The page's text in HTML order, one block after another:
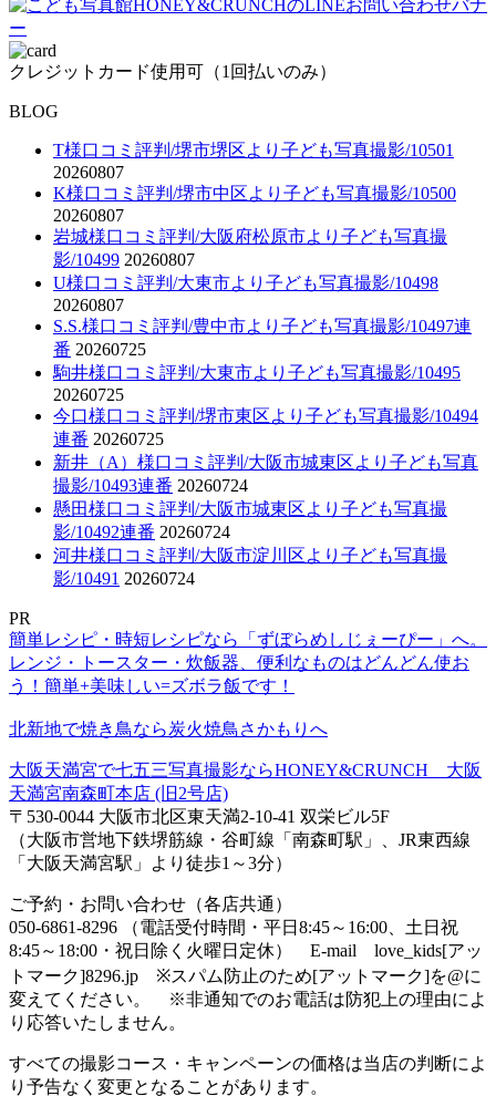
クレジットカード使用可（1回払いのみ）
BLOG
T様口コミ評判/堺市堺区より子ども写真撮影/10501
20260807
K様口コミ評判/堺市中区より子ども写真撮影/10500
20260807
岩城様口コミ評判/大阪府松原市より子ども写真撮
影/10499 20260807
U様口コミ評判/大東市より子ども写真撮影/10498
20260807
S.S.様口コミ評判/豊中市より子ども写真撮影/10497連
番 20260725
駒井様口コミ評判/大東市より子ども写真撮影/10495
20260725
今口様口コミ評判/堺市東区より子ども写真撮影/10494
連番 20260725
新井（A）様口コミ評判/大阪市城東区より子ども写真
撮影/10493連番 20260724
懸田様口コミ評判/大阪市城東区より子ども写真撮
影/10492連番 20260724
河井様口コミ評判/大阪市淀川区より子ども写真撮
影/10491 20260724
PR
簡単レシピ・時短レシピなら「ずぼらめしじぇーぴー」へ。
レンジ・トースター・炊飯器、便利なものはどんどん使お
う！簡単+美味しい=ズボラ飯です！
北新地で焼き鳥なら炭火焼鳥さかもりへ
大阪天満宮で七五三写真撮影ならHONEY&CRUNCH 大阪
天満宮南森町本店 (旧2号店)
〒530-0044 大阪市北区東天満2-10-41 双栄ビル5F
（大阪市営地下鉄堺筋線・谷町線「南森町駅」、JR東西線
「大阪天満宮駅」より徒歩1～3分）
ご予約・お問い合わせ（各店共通）
050-6861-8296 （電話受付時間・平日8:45～16:00、土日祝
8:45～18:00・祝日除く火曜日定休） E-mail love_kids[アッ
トマーク]8296.jp ※スパム防止のため[アットマーク]を@に
変えてください。 ※非通知でのお電話は防犯上の理由によ
り応答いたしません。
すべての撮影コース・キャンペーンの価格は当店の判断によ
り予告なく変更となることがあります。